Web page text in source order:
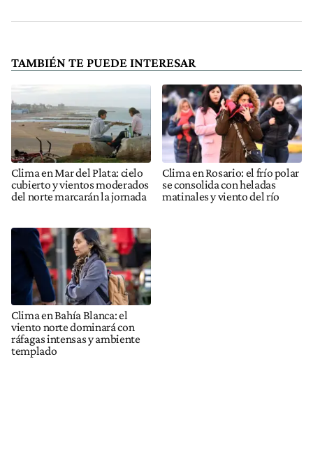
TAMBIÉN TE PUEDE INTERESAR
Clima en Mar del Plata: cielo
cubierto y vientos moderados
del norte marcarán la jornada
Clima en Rosario: el frío polar
se consolida con heladas
matinales y viento del río
Clima en Bahía Blanca: el
viento norte dominará con
ráfagas intensas y ambiente
templado